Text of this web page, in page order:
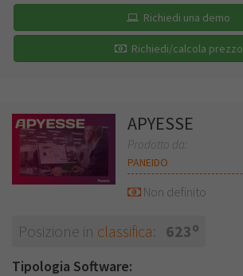
Richiedi una demo
Richiedi/calcola prezzo
APYESSE
Prodotto da:
PANEIDO
Non definito
Posizione in classifica: 623o
Tipologia Software: